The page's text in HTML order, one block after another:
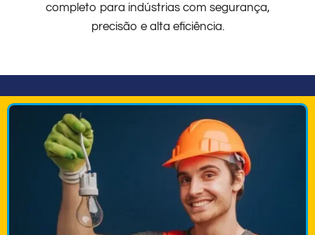
completo para indústrias com segurança,
precisão e alta eficiência.